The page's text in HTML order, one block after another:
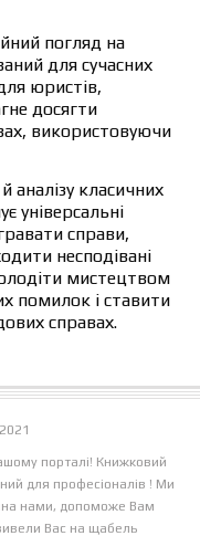
погляд на
для сучасних
юристів,
досягти
використовуючи
аналізу класичних
універсальні
справи,
несподівані
мистецтвом
помилок і ставити
справах.
порталі! Книжковий
для професіоналів ! Ми
нами, допоможе Вам
Вас на щабель